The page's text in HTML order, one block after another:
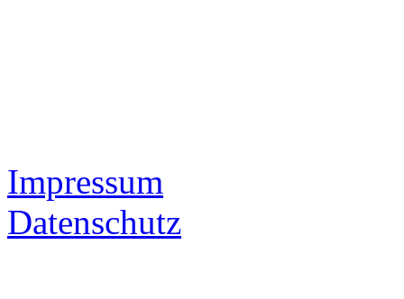
Impressum
Datenschutz